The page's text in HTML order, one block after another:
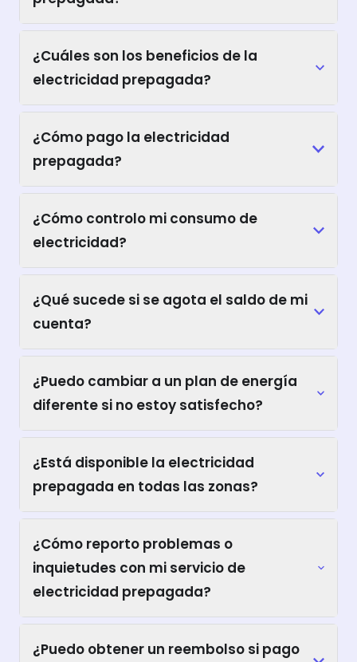
¿Cuáles son los beneficios de la
electricidad prepagada?
¿Cómo pago la electricidad
prepagada?
¿Cómo controlo mi consumo de
electricidad?
¿Qué sucede si se agota el saldo de mi
cuenta?
¿Puedo cambiar a un plan de energía
diferente si no estoy satisfecho?
¿Está disponible la electricidad
prepagada en todas las zonas?
¿Cómo reporto problemas o
inquietudes con mi servicio de
electricidad prepagada?
¿Puedo obtener un reembolso si pago